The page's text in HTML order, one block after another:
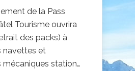
de la Pass
Tourisme ouvrira
des packs) à
navettes et
mécaniques station…